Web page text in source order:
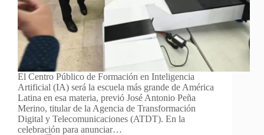
El Centro Público de Formación en Inteligencia
Artificial (IA) será la escuela más grande de América
Latina en esa materia, previó José Antonio Peña
Merino, titular de la Agencia de Transformación
Digital y Telecomunicaciones (ATDT). En la
celebración para anunciar…